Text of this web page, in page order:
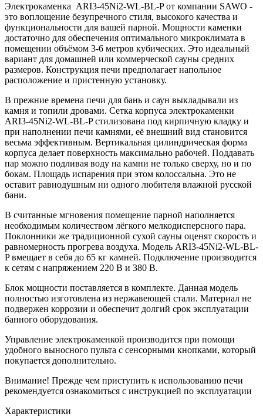
Электрокаменка ARI3-45Ni2-WL-BL-P от компании SAWO -
это воплощение безупречного стиля, высокого качества и
функциональности для вашей парной. Мощности каменки
достаточно для обеспечения оптимального микроклимата в
помещении объёмом 3-6 метров кубических. Это идеальный
вариант для домашней или коммерческой сауны средних
размеров. Конструкция печи предполагает напольное
расположение и пристенную установку.
В прежние времена печи для бань и саун выкладывали из
камня и топили дровами. Сетка корпуса электрокаменки
ARI3-45Ni2-WL-BL-P стилизована под кирпичную кладку и
при наполнении печи камнями, её внешний вид становится
весьма эффективным. Вертикальная цилиндрическая форма
корпуса делает поверхность максимально рабочей. Поддавать
пар можно подливая воду на камни не только сверху, но и по
бокам. Площадь испарения при этом колоссальна. Это не
оставит равнодушным ни одного любителя влажной русской
бани.
В считанные мгновения помещение парной наполняется
необходимым количеством лёгкого мелкодисперсного пара.
Поклонники же традиционной сухой сауны оценят скорость и
равномерность прогрева воздуха. Модель ARI3-45Ni2-WL-BL-
P вмещает в себя до 65 кг камней. Подключение производится
к сетям с напряжением 220 В и 380 В.
Блок мощности поставляется в комплекте. Данная модель
полностью изготовлена из нержавеющей стали. Материал не
подвержен коррозии и обеспечит долгий срок эксплуатации
банного оборудования.
Управление электрокаменкой производится при помощи
удобного выносного пульта с сенсорными кнопками, который
покупается дополнительно.
Внимание! Прежде чем приступить к использованию печи
рекомендуется ознакомиться с инструкцией по эксплуатации
Характеристики